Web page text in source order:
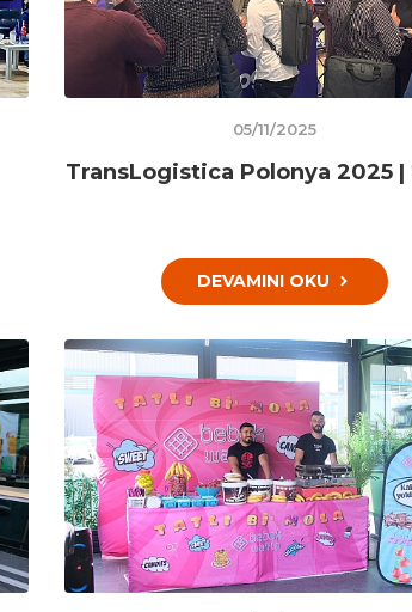
05/11/2025
TransLogistica Polonya 2025 |
DEVAMINI OKU